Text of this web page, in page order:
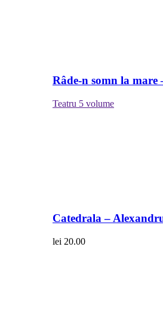
Râde-n somn la mare
Teatru 5 volume
Catedrala –
lei 20.00